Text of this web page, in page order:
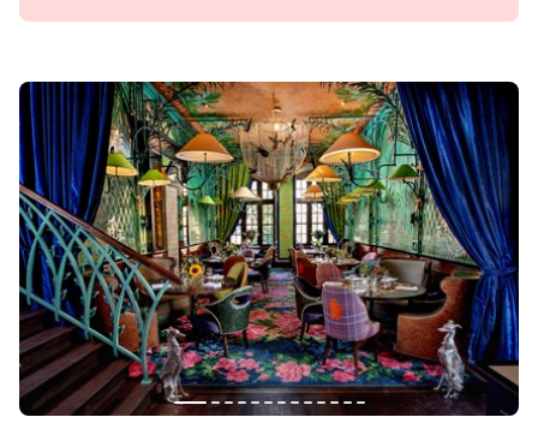
Masaż Antycellulitowy
Masaż całego ciała
Masaż czekoladą
Masaż Karku
Masaż orientalny